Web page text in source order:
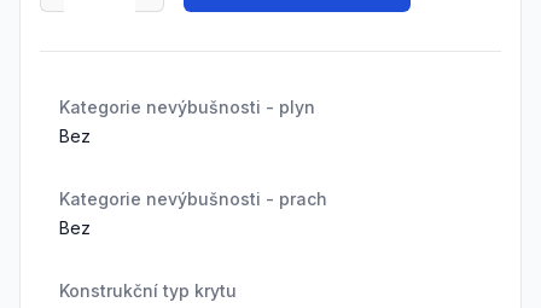
Kategorie nevýbušnosti - plyn
Bez
Kategorie nevýbušnosti - prach
Bez
Konstrukční typ krytu